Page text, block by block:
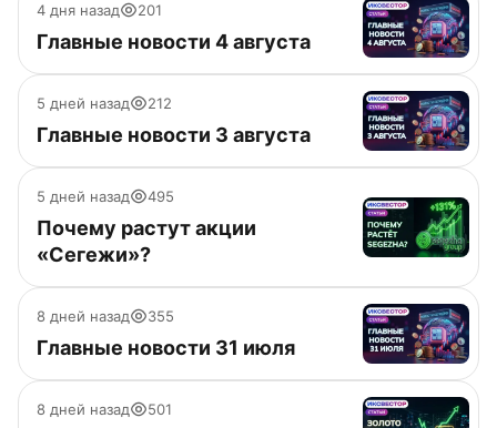
4 дня назад 201
Главные новости 4 августа
5 дней назад 212
Главные новости 3 августа
5 дней назад 495
Почему растут акции
«Сегежи»?
8 дней назад 355
Главные новости 31 июля
8 дней назад 501